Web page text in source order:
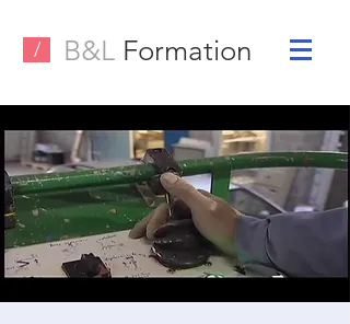
/ B&L Formation